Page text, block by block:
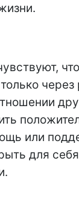
через
или
для